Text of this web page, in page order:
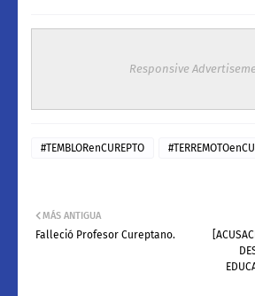
Responsive
#TEMBLORenCUREPTO
MÁS ANTIGUA
Falleció Profesor Cureptano.